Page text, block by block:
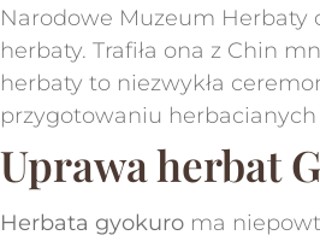
Narodowe Muzeum Herbaty
herbaty. Trafiła ona z Chin
herbaty to niezwykła
przygotowaniu
Uprawa herbat
Herbata gyokuro ma